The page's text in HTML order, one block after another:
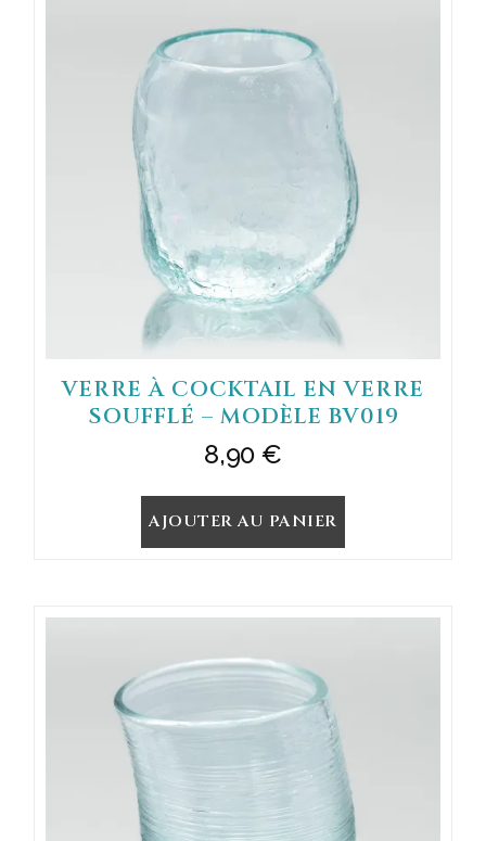
VERRE À COCKTAIL EN VERRE
SOUFFLÉ – MODÈLE BV019
8,90 €
AJOUTER AU PANIER